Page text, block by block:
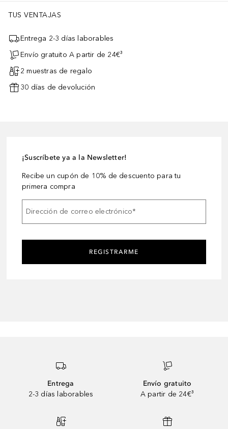
TUS VENTAJAS
Entrega 2-3 días laborables
Envío gratuito A partir de 24€³
2 muestras de regalo
30 días de devolución
¡Suscríbete ya a la Newsletter!
Recibe un cupón de 10% de descuento para tu
primera compra
Dirección de correo electrónico*
REGISTRARME
Entrega
2-3 días laborables
Envío gratuito
A partir de 24€³